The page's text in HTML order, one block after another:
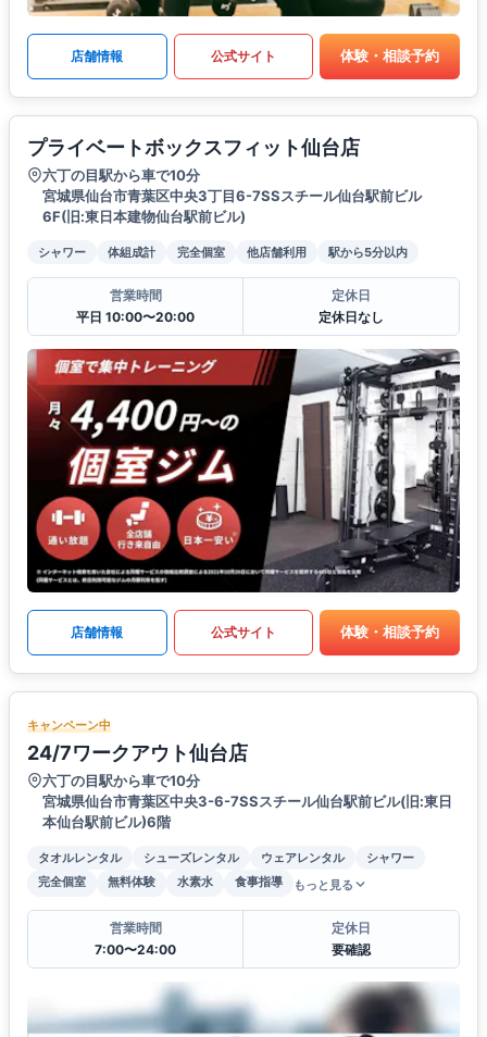
店舗情報 公式サイト 体験・相談予約
プライベートボックスフィット仙台店
六丁の目駅から車で10分
宮城県仙台市青葉区中央3丁目6-7SSスチール仙台駅前ビル
6F(旧:東日本建物仙台駅前ビル)
シャワー 体組成計 完全個室 他店舗利用 駅から5分以内
営業時間
平日 10:00〜20:00
定休日
定休日なし
店舗情報 公式サイト 体験・相談予約
キャンペーン中
24/7ワークアウト仙台店
六丁の目駅から車で10分
宮城県仙台市青葉区中央3-6-7SSスチール仙台駅前ビル(旧:東日
本仙台駅前ビル)6階
タオルレンタル シューズレンタル ウェアレンタル
シャワー
完全個室
無料体験 水素水 食事指導 もっと見る
営業時間
7:00〜24:00
定休日
要確認